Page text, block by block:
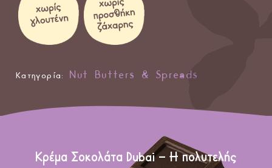
Κατηγορία: Nut Butters & Spreads
Κρέμα Σοκολάτα Dubai – Η πολυτελής